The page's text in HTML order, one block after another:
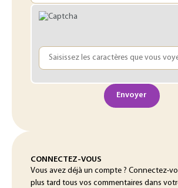
Envoyer
CONNECTEZ-VOUS
Vous avez déjà un compte ? Connectez-
plus tard tous vos commentaires dans